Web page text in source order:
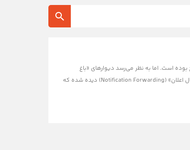
است. اما به نظر می‌رسد دیوارهای «باغ
محصور» اپل تحت فشار اتحادیه اروپا (قانون DMA) در حال ترک برداشتن است. در نسخه آزمایشی جدید iOS 26.3، قابلیتی به نام «ارسال اعلان» (Notification Forwarding) دیده شده که